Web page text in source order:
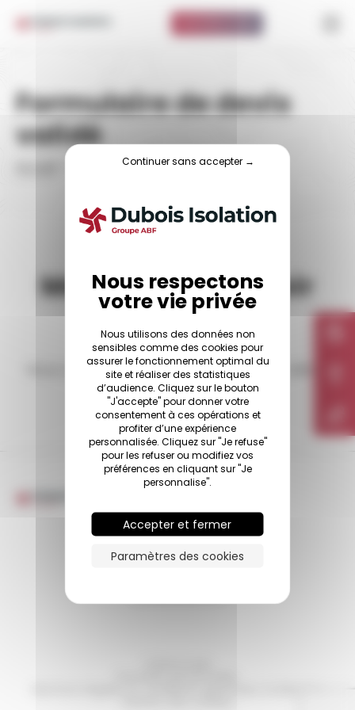
Formulaire de devis
validé
Formulaire de devis validé
Merci de nous avoir
contacté !
Nous vous répondrons dans les plus brefs délais.
Dubois Isolation
220 allée Joanny Mommessin
Panneau de gestion des cookies
Nous utilisons des données non
sensibles comme des cookies pour
assurer le fonctionnement optimal du
site et réaliser des statistiques
d’audience. Cliquez sur le bouton
"J'accepte" pour donner votre
consentement à ces opérations et
profiter d’une expérience
personnalisée. Cliquez sur "Je refuse"
pour les refuser ou modifiez vos
préférences en cliquant sur "Je
personnalise".
Accepter et fermer
Continuer sans accepter →
Paramètres des cookies